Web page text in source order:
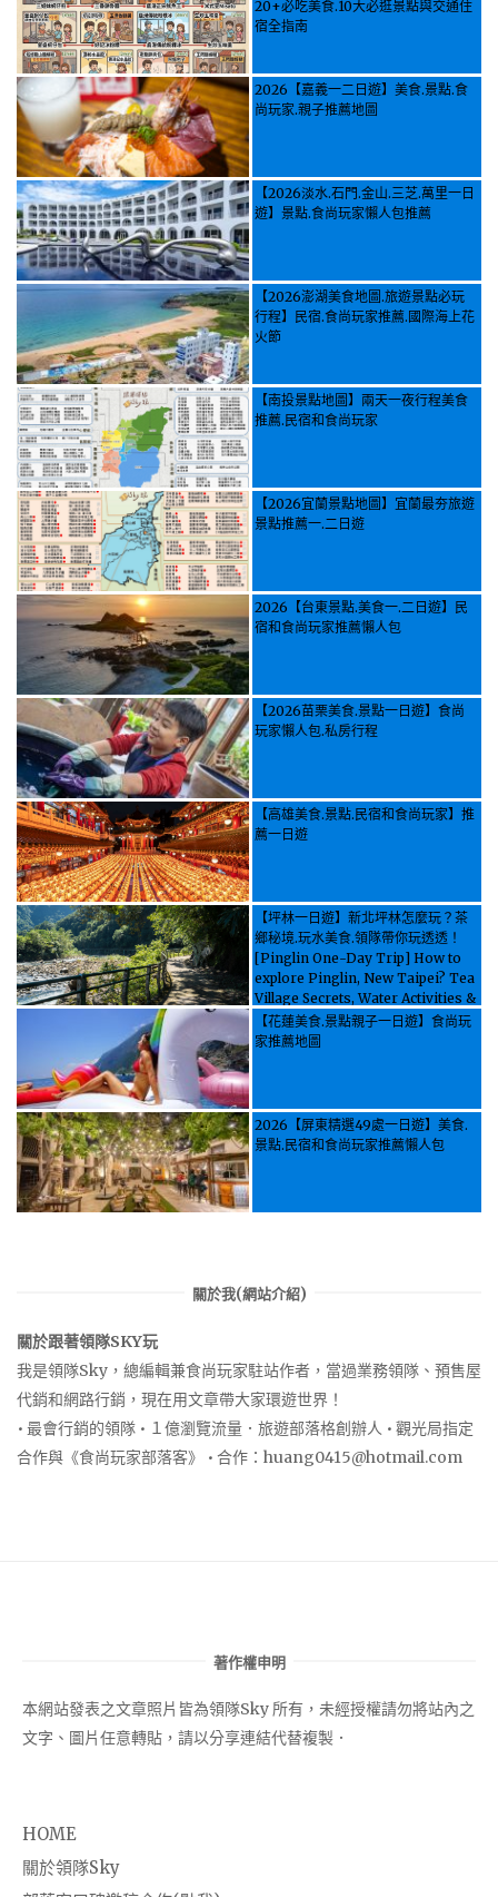
20+必吃美食.10大必逛景點與交通住
宿全指南
2026【嘉義一二日遊】美食.景點.食
尚玩家.親子推薦地圖
【2026淡水.石門.金山.三芝.萬里一日
遊】景點.食尚玩家懶人包推薦
【2026澎湖美食地圖.旅遊景點必玩
行程】民宿.食尚玩家推薦.國際海上花
火節
【南投景點地圖】兩天一夜行程美食
推薦.民宿和食尚玩家
【2026宜蘭景點地圖】宜蘭最夯旅遊
景點推薦一.二日遊
2026【台東景點.美食一.二日遊】民
宿和食尚玩家推薦懶人包
【2026苗栗美食.景點一日遊】食尚
玩家懶人包.私房行程
【高雄美食.景點.民宿和食尚玩家】推
薦一日遊
【坪林一日遊】新北坪林怎麼玩？茶
鄉秘境.玩水美食.領隊帶你玩透透！
[Pinglin One-Day Trip] How to
explore Pinglin, New Taipei? Tea
Village Secrets, Water Activities &
Food, Let the guide take you
through it all!
【花蓮美食.景點親子一日遊】食尚玩
家推薦地圖
2026【屏東精選49處一日遊】美食.
景點.民宿和食尚玩家推薦懶人包
關於我(網站介紹)
關於跟著領隊SKY玩
我是領隊Sky，總編輯兼食尚玩家駐站作者，當過業務領隊、預售屋
代銷和網路行銷，現在用文章帶大家環遊世界！
• 最會行銷的領隊 • １億瀏覽流量．旅遊部落格創辦人 • 觀光局指定
合作與《食尚玩家部落客》 • 合作： huang0415@hotmail.com
著作權申明
本網站發表之文章照片皆為領隊Sky 所有，未經授權請勿將站內之
文字、圖片任意轉貼，請以分享連結代替複製．
HOME
關於領隊Sky